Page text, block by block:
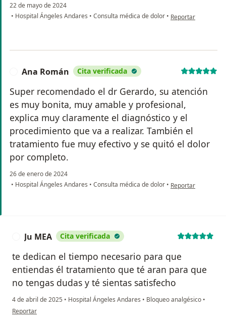
22 de mayo de 2024
• Hospital Ángeles Andares • Consulta médica de dolor • en opinión del
Reportar
Ana Román Cita verificada
Super recomendado el dr Gerardo, su atención
es muy bonita, muy amable y profesional,
explica muy claramente el diagnóstico y el
procedimiento que va a realizar. También el
tratamiento fue muy efectivo y se quitó el dolor
por completo.
26 de enero de 2024
• Hospital Ángeles Andares • Consulta médica de dolor • en opinión del
Reportar
Ju MEA Cita verificada
te dedican el tiempo necesario para que
entiendas él tratamiento que té aran para que
no tengas dudas y té sientas satisfecho
4 de abril de 2025 • Hospital Ángeles Andares • Bloqueo analgésico •
en opinión del usuario Ju MEA
Reportar